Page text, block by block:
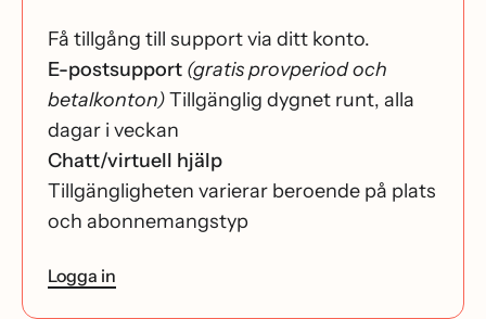
Få tillgång till support via ditt konto.
E-postsupport (gratis provperiod och
betalkonton)Tillgänglig dygnet runt, alla
dagar i veckan
Chatt/virtuell hjälp
Tillgängligheten varierar beroende på plats
och abonnemangstyp
Logga in